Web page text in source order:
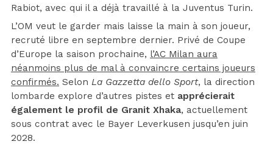
Rabiot, avec qui il a déjà travaillé à la Juventus Turin.
L’OM veut le garder mais laisse la main à son joueur,
recruté libre en septembre dernier. Privé de Coupe
d’Europe la saison prochaine, l’AC Milan aura
néanmoins plus de mal à convaincre certains joueurs
confirmés. Selon La Gazzetta dello Sport, la direction
lombarde explore d’autres pistes et apprécierait
également le profil de Granit Xhaka, actuellement
sous contrat avec le Bayer Leverkusen jusqu’en juin
2028.